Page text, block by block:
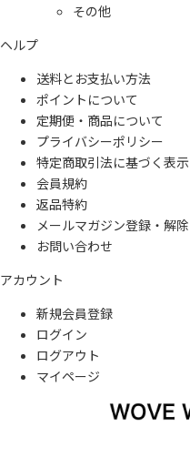
その他
ヘルプ
送料とお支払い方法
ポイントについて
定期便・商品について
プライバシーポリシー
特定商取引法に基づく表示
会員規約
返品特約
メールマガジン登録・解除
お問い合わせ
アカウント
新規会員登録
ログイン
ログアウト
マイページ